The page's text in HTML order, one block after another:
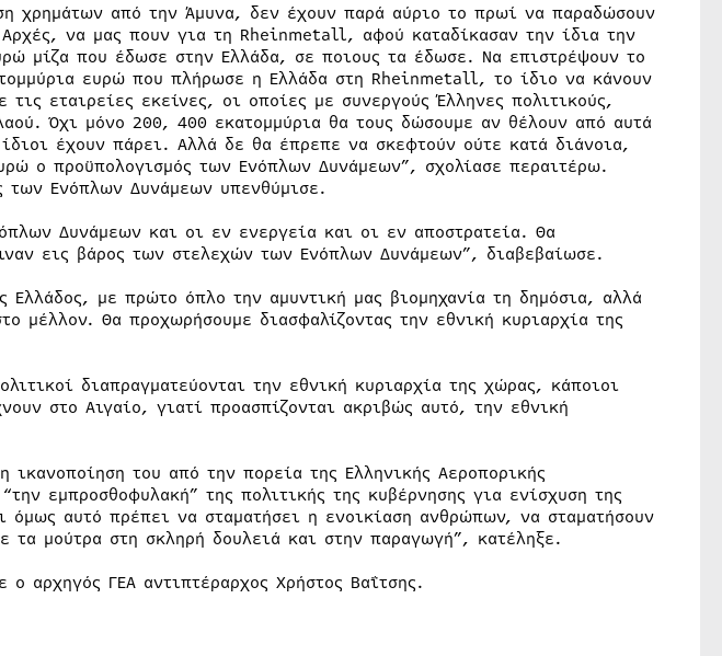
χρημάτων από την Άμυνα, δεν έχουν παρά αύριο το πρωί να παραδώσουν
να μας πουν για τη Rheinmetall, αφού καταδίκασαν την ίδια την
μίζα που έδωσε στην Ελλάδα, σε ποιους τα έδωσε. Να επιστρέψουν το
ευρώ που πλήρωσε η Ελλάδα στη Rheinmetall, το ίδιο να κάνουν
εταιρείες εκείνες, οι οποίες με συνεργούς Έλληνες πολιτικούς,
Όχι μόνο 200, 400 εκατομμύρια θα τους δώσουμε αν θέλουν από αυτά
έχουν πάρει. Αλλά δε θα έπρεπε να σκεφτούν ούτε κατά διάνοια,
ο προϋπολογισμός των Ενόπλων Δυνάμεων”, σχολίασε περαιτέρω.
των Ενόπλων Δυνάμεων υπενθύμισε.
Δυνάμεων και οι εν ενεργεία και οι εν αποστρατεία. Θα
εις βάρος των στελεχών των Ενόπλων Δυνάμεων”, διαβεβαίωσε.
Ελλάδος, με πρώτο όπλο την αμυντική μας βιομηχανία τη δημόσια, αλλά
μέλλον. Θα προχωρήσουμε διασφαλίζοντας την εθνική κυριαρχία της
διαπραγματεύονται την εθνική κυριαρχία της χώρας, κάποιοι
στο Αιγαίο, γιατί προασπίζονται ακριβώς αυτό, την εθνική
του από την πορεία της Ελληνικής Αεροπορικής
εμπροσθοφυλακή” της πολιτικής της κυβέρνησης για ενίσχυση της
όμως αυτό πρέπει να σταματήσει η ενοικίαση ανθρώπων, να σταματήσουν
τα μούτρα στη σκληρή δουλειά και στην παραγωγή”, κατέληξε.
αρχηγός ΓΕΑ αντιπτέραρχος Χρήστος Βαΐτσης.